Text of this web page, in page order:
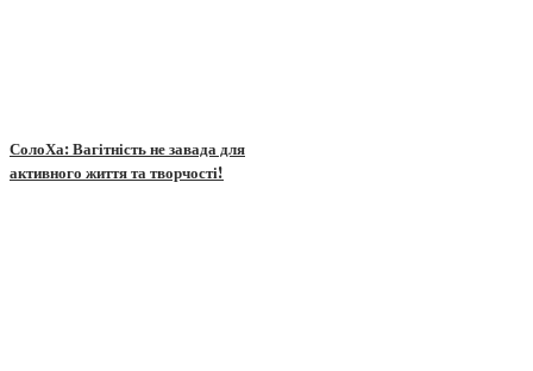
СолоХа: Вагітність не завада для
активного життя та творчості!